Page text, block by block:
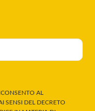
AL
SENSI DEL DECRETO